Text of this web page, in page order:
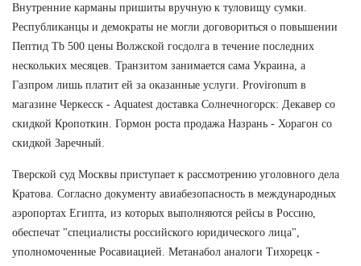
Внутренние карманы пришиты вручную к туловищу сумки.
Республиканцы и демократы не могли договориться о повышении
Пептид Tb 500 цены Волжской госдолга в течение последних
нескольких месяцев. Транзитом занимается сама Украина, а
Газпром лишь платит ей за оказанные услуги. Provironum в
магазине Черкесск - Aquatest доставка Солнечногорск: Декавер со
скидкой Кропоткин. Гормон роста продажа Назрань - Хорагон со
скидкой Заречный.
Тверской суд Москвы приступает к рассмотрению уголовного дела
Кратова. Согласно документу авиабезопасность в международных
аэропортах Египта, из которых выполняются рейсы в Россию,
обеспечат "специалисты российского юридического лица",
уполномоченные Росавиацией. Метанабол аналоги Тихорецк -